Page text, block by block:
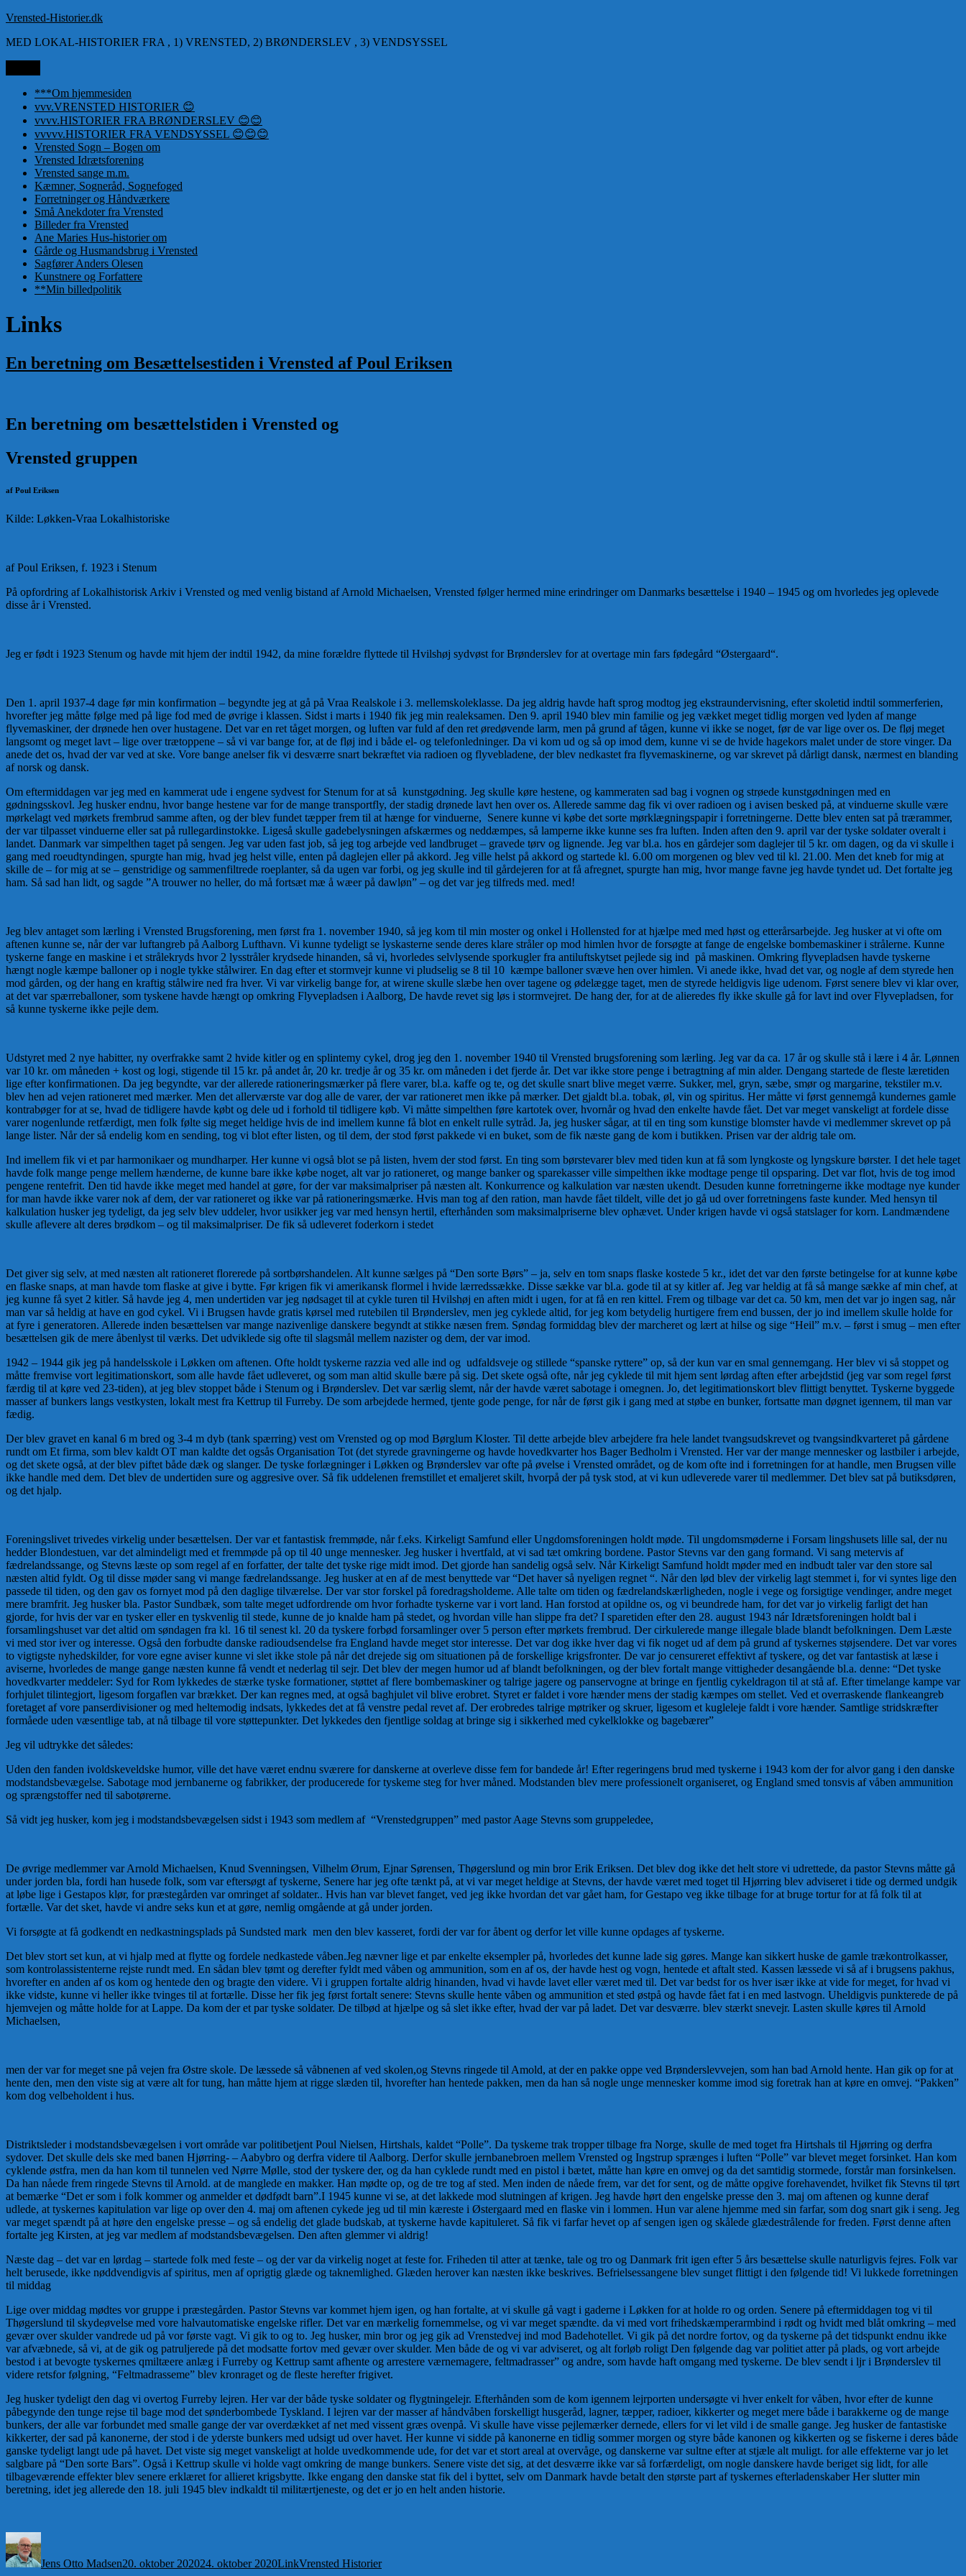
Videre
indhold
Vrensted-Historier.dk
MED LOKAL-HISTORIER FRA , 1) VRENSTED, 2) BRØNDERSLEV , 3) VENDSYSSEL
***Om hjemmesiden
vvv.VRENSTED HISTORIER 😊
vvvv.HISTORIER FRA BRØNDERSLEV 😊😊
vvvvv.HISTORIER FRA VENDSYSSEL 😊😊😊
Vrensted Sogn – Bogen om
Vrensted Idrætsforening
Vrensted sange m.m.
Kæmner, Sogneråd, Sognefoged
Forretninger og Håndværkere
Små Anekdoter fra Vrensted
Billeder fra Vrensted
Ane Maries Hus-historier om
Gårde og Husmandsbrug i Vrensted
Sagfører Anders Olesen
Kunstnere og Forfattere
**Min billedpolitik
Links
En beretning om Besættelsestiden i Vrensted af Poul Eriksen
En beretning om besættelstiden i Vrensted og
Vrensted gruppen
af Poul Eriksen
Kilde: Løkken-Vraa Lokalhistoriske
af Poul Eriksen, f. 1923 i Stenum
På opfordring af Lokalhistorisk Arkiv i Vrensted og med venlig bistand af Arnold Michaelsen, Vrensted følger hermed mine erindringer om Danmarks besættelse i 1940 – 1945 og om hvorledes jeg oplevede
disse år i Vrensted.
Jeg er født i 1923 Stenum og havde mit hjem der indtil 1942, da mine forældre flyttede til Hvilshøj sydvøst for Brønderslev for at overtage min fars fødegård “Østergaard“.
Den 1. april 1937-4 dage før min konfirmation – begyndte jeg at gå på Vraa Realskole i 3. mellemskoleklasse. Da jeg aldrig havde haft sprog modtog jeg ekstraundervisning, efter skoletid indtil sommerferien,
hvorefter jeg måtte følge med på lige fod med de øvrige i klassen. Sidst i marts i 1940 fik jeg min realeksamen. Den 9. april 1940 blev min familie og jeg vækket meget tidlig morgen ved lyden af mange
flyvemaskiner, der drønede hen over hustagene. Det var en ret tåget morgen, og luften var fuld af den ret øredøvende larm, men på grund af tågen, kunne vi ikke se noget, før de var lige over os. De fløj meget
langsomt og meget lavt – lige over trætoppene – så vi var bange for, at de fløj ind i både el- og telefonledninger. Da vi kom ud og så op imod dem, kunne vi se de hvide hagekors malet under de store vinger. Da
anede det os, hvad der var ved at ske. Vore bange anelser fik vi desværre snart bekræftet via radioen og flyvebladene, der blev nedkastet fra flyvemaskinerne, og var skrevet på dårligt dansk, nærmest en blanding
af norsk og dansk.
Om eftermiddagen var jeg med en kammerat ude i engene sydvest for Stenum for at så kunstgødning. Jeg skulle køre hestene, og kammeraten sad bag i vognen og strøede kunstgødningen med en
gødningsskovl. Jeg husker endnu, hvor bange hestene var for de mange transportfly, der stadig drønede lavt hen over os. Allerede samme dag fik vi over radioen og i avisen besked på, at vinduerne skulle være
mørkelagt ved mørkets frembrud samme aften, og der blev fundet tæpper frem til at hænge for vinduerne, Senere kunne vi købe det sorte mørklægningspapir i forretningerne. Dette blev enten sat på trærammer,
der var tilpasset vinduerne eller sat på rullegardinstokke. Ligeså skulle gadebelysningen afskærmes og neddæmpes, så lamperne ikke kunne ses fra luften. Inden aften den 9. april var der tyske soldater overalt i
landet. Danmark var simpelthen taget på sengen. Jeg var uden fast job, så jeg tog arbejde ved landbruget – gravede tørv og lignende. Jeg var bl.a. hos en gårdejer som daglejer til 5 kr. om dagen, og da vi skulle i
gang med roeudtyndingen, spurgte han mig, hvad jeg helst ville, enten på daglejen eller på akkord. Jeg ville helst på akkord og startede kl. 6.00 om morgenen og blev ved til kl. 21.00. Men det kneb for mig at
skille de – for mig at se – genstridige og sammenfiltrede roeplanter, så da ugen var forbi, og jeg skulle ind til gårdejeren for at få afregnet, spurgte han mig, hvor mange favne jeg havde tyndet ud. Det fortalte jeg
ham. Så sad han lidt, og sagde ”A trouwer no heller, do må fortsæt mæ å wæer på dawløn” – og det var jeg tilfreds med. med!
Jeg blev antaget som lærling i Vrensted Brugsforening, men først fra 1. november 1940, så jeg kom til min moster og onkel i Hollensted for at hjælpe med med høst og etterårsarbejde. Jeg husker at vi ofte om
aftenen kunne se, når der var luftangreb på Aalborg Lufthavn. Vi kunne tydeligt se lyskasterne sende deres klare stråler op mod himlen hvor de forsøgte at fange de engelske bombemaskiner i strålerne. Kunne
tyskerne fange en maskine i et strålekryds hvor 2 lysstråler krydsede hinanden, så vi, hvorledes selvlysende sporkugler fra antiluftskytset pejlede sig ind på maskinen. Omkring flyvepladsen havde tyskerne
hængt nogle kæmpe balloner op i nogle tykke stålwirer. En dag efter et stormvejr kunne vi pludselig se 8 til 10 kæmpe balloner svæve hen over himlen. Vi anede ikke, hvad det var, og nogle af dem styrede hen
mod gården, og der hang en kraftig stålwire ned fra hver. Vi var virkelig bange for, at wirene skulle slæbe hen over tagene og ødelægge taget, men de styrede heldigvis lige udenom. Først senere blev vi klar over,
at det var spærreballoner, som tyskene havde hængt op omkring Flyvepladsen i Aalborg, De havde revet sig løs i stormvejret. De hang der, for at de alieredes fly ikke skulle gå for lavt ind over Flyvepladsen, for
så kunne tyskerne ikke pejle dem.
Udstyret med 2 nye habitter, ny overfrakke samt 2 hvide kitler og en splintemy cykel, drog jeg den 1. november 1940 til Vrensted brugsforening som lærling. Jeg var da ca. 17 år og skulle stå i lære i 4 år. Lønnen
var 10 kr. om måneden + kost og logi, stigende til 15 kr. på andet år, 20 kr. tredje år og 35 kr. om måneden i det fjerde år. Det var ikke store penge i betragtning af min alder. Dengang startede de fleste læretiden
lige efter konfirmationen. Da jeg begyndte, var der allerede rationeringsmærker på flere varer, bl.a. kaffe og te, og det skulle snart blive meget værre. Sukker, mel, gryn, sæbe, smør og margarine, tekstiler m.v.
blev hen ad vejen rationeret med mærker. Men det allerværste var dog alle de varer, der var rationeret men ikke på mærker. Det gjaldt bl.a. tobak, øl, vin og spiritus. Her måtte vi først gennemgå kundernes gamle
kontrabøger for at se, hvad de tidligere havde købt og dele ud i forhold til tidligere køb. Vi måtte simpelthen føre kartotek over, hvornår og hvad den enkelte havde fået. Det var meget vanskeligt at fordele disse
varer nogenlunde retfærdigt, men folk følte sig meget heldige hvis de ind imellem kunne få blot en enkelt rulle sytråd. Ja, jeg husker sågar, at til en ting som kunstige blomster havde vi medlemmer skrevet op på
lange lister. Når der så endelig kom en sending, tog vi blot efter listen, og til dem, der stod først pakkede vi en buket, som de fik næste gang de kom i butikken. Prisen var der aldrig tale om.
Ind imellem fik vi et par harmonikaer og mundharper. Her kunne vi også blot se på listen, hvem der stod først. En ting som børstevarer blev med tiden kun at få som lyngkoste og lyngskure børster. I det hele taget
havde folk mange penge mellem hænderne, de kunne bare ikke købe noget, alt var jo rationeret, og mange banker og sparekasser ville simpelthen ikke modtage penge til opsparing. Det var flot, hvis de tog imod
pengene rentefrit. Den tid havde ikke meget med handel at gøre, for der var maksimalpriser på næsten alt. Konkurrence og kalkulation var næsten ukendt. Desuden kunne forretningerne ikke modtage nye kunder
for man havde ikke varer nok af dem, der var rationeret og ikke var på rationeringsmærke. Hvis man tog af den ration, man havde fået tildelt, ville det jo gå ud over forretningens faste kunder. Med hensyn til
kalkulation husker jeg tydeligt, da jeg selv blev uddeler, hvor usikker jeg var med hensyn hertil, efterhånden som maksimalpriserne blev ophævet. Under krigen havde vi også statslager for korn. Landmændene
skulle aflevere alt deres brødkom – og til maksimalpriser. De fik så udleveret foderkorn i stedet
Det giver sig selv, at med næsten alt rationeret florerede på sortbørshandelen. Alt kunne sælges på “Den sorte Børs” – ja, selv en tom snaps flaske kostede 5 kr., idet det var den første betingelse for at kunne købe
en flaske snaps, at man havde tom flaske at give i bytte. Før krigen fik vi amerikansk flormel i hvide lærredssække. Disse sække var bl.a. gode til at sy kitler af. Jeg var heldig at få så mange sække af min chef, at
jeg kunne få syet 2 kitler. Så havde jeg 4, men undertiden var jeg nødsaget til at cykle turen til Hvilshøj en aften midt i ugen, for at få en ren kittel. Frem og tilbage var det ca. 50 km, men det var jo ingen sag, når
man var så heldig at have en god cykel. Vi i Brugsen havde gratis kørsel med rutebilen til Brønderslev, men jeg cyklede altid, for jeg kom betydelig hurtigere frem end bussen, der jo ind imellem skulle holde for
at fyre i generatoren. Allerede inden besættelsen var mange nazivenlige danskere begyndt at stikke næsen frem. Søndag formiddag blev der marcheret og lært at hilse og sige “Heil” m.v. – først i smug – men efter
besættelsen gik de mere åbenlyst til værks. Det udviklede sig ofte til slagsmål mellem nazister og dem, der var imod.
1942 – 1944 gik jeg på handelsskole i Løkken om aftenen. Ofte holdt tyskerne razzia ved alle ind og udfaldsveje og stillede “spanske ryttere” op, så der kun var en smal gennemgang. Her blev vi så stoppet og
måtte fremvise vort legitimationskort, som alle havde fået udleveret, og som man altid skulle bære på sig. Det skete også ofte, når jeg cyklede til mit hjem sent lørdag aften efter arbejdstid (jeg var som regel først
færdig til at køre ved 23-tiden), at jeg blev stoppet både i Stenum og i Brønderslev. Det var særlig slemt, når der havde været sabotage i omegnen. Jo, det legitimationskort blev flittigt benyttet. Tyskerne byggede
masser af bunkers langs vestkysten, lokalt mest fra Kettrup til Furreby. De som arbejdede hermed, tjente gode penge, for når de først gik i gang med at støbe en bunker, fortsatte man døgnet igennem, til man var
fædig.
Der blev gravet en kanal 6 m bred og 3-4 m dyb (tank spærring) vest om Vrensted og op mod Børglum Kloster. Til dette arbejde blev arbejdere fra hele landet tvangsudskrevet og tvangsindkvarteret på gårdene
rundt om Et firma, som blev kaldt OT man kaldte det ogsås Organisation Tot (det styrede gravningerne og havde hovedkvarter hos Bager Bedholm i Vrensted. Her var der mange mennesker og lastbiler i arbejde,
og det skete også, at der blev piftet både dæk og slanger. De tyske forlægninger i Løkken og Brønderslev var ofte på øvelse i Vrensted området, og de kom ofte ind i forretningen for at handle, men Brugsen ville
ikke handle med dem. Det blev de undertiden sure og aggresive over. Så fik uddelenen fremstillet et emaljeret skilt, hvorpå der på tysk stod, at vi kun udleverede varer til medlemmer. Det blev sat på butiksdøren,
og det hjalp.
Foreningslivet trivedes virkelig under besættelsen. Der var et fantastisk fremmøde, når f.eks. Kirkeligt Samfund eller Ungdomsforeningen holdt møde. Til ungdomsmøderne i Forsam lingshusets lille sal, der nu
hedder Blondestuen, var det almindeligt med et fremmøde på op til 40 unge mennesker. Jeg husker i hvertfald, at vi sad tæt omkring bordene. Pastor Stevns var den gang formand. Vi sang metervis af
fædrelandssange, og Stevns læste op som regel af en forfatter, der talte det tyske rige midt imod. Det gjorde han sandelig også selv. Når Kirkeligt Samfund holdt møder med en indbudt taler var den store sal
næsten altid fyldt. Og til disse møder sang vi mange fædrelandssange. Jeg husker at en af de mest benyttede var “Det haver så nyeligen regnet “. Når den lød blev der virkelig lagt stemmet i, for vi syntes lige den
passede til tiden, og den gav os fornyet mod på den daglige tilværelse. Der var stor forskel på foredragsholdeme. Alle talte om tiden og fædrelandskærligheden, nogle i vege og forsigtige vendinger, andre meget
mere bramfrit. Jeg husker bla. Pastor Sundbæk, som talte meget udfordrende om hvor forhadte tyskerne var i vort land. Han forstod at opildne os, og vi beundrede ham, for det var jo virkelig farligt det han
gjorde, for hvis der var en tysker eller en tyskvenlig til stede, kunne de jo knalde ham på stedet, og hvordan ville han slippe fra det? I sparetiden efter den 28. august 1943 nár Idrætsforeningen holdt bal i
forsamlingshuset var det altid om søndagen fra kl. 16 til senest kl. 20 da tyskere forbød forsamlinger over 5 person efter mørkets frembrud. Der cirkulerede mange illegale blade blandt befolkningen. Dem Læste
vi med stor iver og interesse. Også den forbudte danske radioudsendelse fra England havde meget stor interesse. Det var dog ikke hver dag vi fik noget ud af dem på grund af tyskernes støjsendere. Det var vores
to vigtigste nyhedskilder, for vore egne aviser kunne vi slet ikke stole på når det drejede sig om situationen på de forskellige krigsfronter. De var jo censureret effektivt af tyskere, og det var fantastisk at læse i
aviserne, hvorledes de mange gange næsten kunne få vendt et nederlag til sejr. Det blev der megen humor ud af blandt befolkningen, og der blev fortalt mange vittigheder desangående bl.a. denne: “Det tyske
hovedkvarter meddeler: Syd for Rom lykkedes de stærke tyske formationer, støttet af flere bombemaskiner og talrige jagere og panservogne at bringe en fjentlig cykeldragon til at stå af. Efter timelange kampe var
forhjulet tilintegjort, ligesom forgaflen var brækket. Der kan regnes med, at også baghjulet vil blive erobret. Styret er faldet i vore hænder mens der stadig kæmpes om stellet. Ved et overraskende flankeangreb
foretaget af vore panserdivisioner og med heltemodig indsats, lykkedes det at få venstre pedal revet af. Der erobredes talrige møtriker og skruer, ligesom et kugleleje faldt i vore hænder. Samtlige stridskræfter
formåede uden væsentlige tab, at nå tilbage til vore støttepunkter. Det lykkedes den fjentlige soldag at bringe sig i sikkerhed med cykelklokke og bagebærer”
Jeg vil udtrykke det således:
Uden den fanden ivoldskeveldske humor, ville det have været endnu sværere for danskerne at overleve disse fem for bandede år! Efter regeringens brud med tyskerne i 1943 kom der for alvor gang i den danske
modstandsbevægelse. Sabotage mod jernbanerne og fabrikker, der producerede for tyskeme steg for hver måned. Modstanden blev mere professionelt organiseret, og England smed tonsvis af våben ammunition
og sprængstoffer ned til sabotørerne.
Så vidt jeg husker, kom jeg i modstandsbevægelsen sidst i 1943 som medlem af “Vrenstedgruppen” med pastor Aage Stevns som gruppeledee,
De øvrige medlemmer var Arnold Michaelsen, Knud Svenningsen, Vilhelm Ørum, Ejnar Sørensen, Thøgerslund og min bror Erik Eriksen. Det blev dog ikke det helt store vi udrettede, da pastor Stevns måtte gå
under jorden bla, fordi han husede folk, som var eftersøgt af tyskerne, Senere har jeg ofte tænkt på, at vi var meget heldige at Stevns, der havde været med toget til Hjørring blev adviseret i tide og dermed undgik
at løbe lige i Gestapos klør, for præstegården var omringet af soldater.. Hvis han var blevet fanget, ved jeg ikke hvordan det var gået ham, for Gestapo veg ikke tilbage for at bruge tortur for at få folk til at
fortælle. Var det sket, havde vi andre seks kun et at gøre, nemlig omgående at gå under jorden.
Vi forsøgte at få godkendt en nedkastningsplads på Sundsted mark men den blev kasseret, fordi der var for åbent og derfor let ville kunne opdages af tyskerne.
Det blev stort set kun, at vi hjalp med at flytte og fordele nedkastede våben.Jeg nævner lige et par enkelte eksempler på, hvorledes det kunne lade sig gøres. Mange kan sikkert huske de gamle trækontrolkasser,
som kontrolassistenterne rejste rundt med. En sådan blev tømt og derefter fyldt med våben og ammunition, som en af os, der havde hest og vogn, hentede et aftalt sted. Kassen læssede vi så af i brugsens pakhus,
hvorefter en anden af os kom og hentede den og bragte den videre. Vi i gruppen fortalte aldrig hinanden, hvad vi havde lavet eller været med til. Det var bedst for os hver især ikke at vide for meget, for hvad vi
ikke vidste, kunne vi heller ikke tvinges til at fortælle. Disse her fik jeg først fortalt senere: Stevns skulle hente våben og ammunition et sted østpå og havde fået fat i en med lastvogn. Uheldigvis punkterede de på
hjemvejen og måtte holde for at Lappe. Da kom der et par tyske soldater. De tilbød at hjælpe og så slet ikke efter, hvad der var på ladet. Det var desværre. blev stærkt snevejr. Lasten skulle køres til Arnold
Michaelsen,
men der var for meget sne på vejen fra Østre skole. De læssede så våbnenen af ved skolen,og Stevns ringede til Amold, at der en pakke oppe ved Brønderslevvejen, som han bad Arnold hente. Han gik op for at
hente den, men den viste sig at være alt for tung, han måtte hjem at rigge slæden til, hvorefter han hentede pakken, men da han så nogle unge mennesker komme imod sig foretrak han at køre en omvej. “Pakken”
kom dog velbeholdent i hus.
Distriktsleder i modstandsbevægelsen i vort område var politibetjent Poul Nielsen, Hirtshals, kaldet “Polle”. Da tyskeme trak tropper tilbage fra Norge, skulle de med toget fra Hirtshals til Hjørring og derfra
sydover. Det skulle dels ske med banen Hjørring- – Aabybro og derfra videre til Aalborg. Derfor skulle jernbanebroen mellem Vrensted og Ingstrup sprænges i luften “Polle” var blevet meget forsinket. Han kom
cyklende østfra, men da han kom til tunnelen ved Nørre Mølle, stod der tyskere der, og da han cyklede rundt med en pistol i bætet, måtte han køre en omvej og da det samtidig stormede, forstår man forsinkelsen.
Da han nåede frem ringede Stevns til Arnold. at de manglede en makker. Han mødte op, og de tre tog af sted. Men inden de nåede frem, var det for sent, og de måtte opgive forehavendet, hvilket fik Stevns til tørt
at bemærke “Det er som i folk kommer og anmelder et dødfødt barn”.I 1945 kunne vi se, at det lakkede mod slutningen af krigen. Jeg havde hørt den engelske presse den 3. maj om aftenen og kunne deraf
udlede, at tyskernes kapitulation var lige op over den 4. maj om aftenen cykede jeg ud til min kæreste i Østergaard med en flaske vin i lommen. Hun var alene hjemme med sin farfar, som dog snart gik i seng. Jeg
var meget spændt på at høre den engelske presse – og så endelig det glade budskab, at tyskerne havde kapituleret. Så fik vi farfar hevet op af sengen igen og skålede glædestrålende for freden. Først denne aften
fortalte jeg Kirsten, at jeg var medlem af modstandsbevægelsen. Den aften glemmer vi aldrig!
Næste dag – det var en lørdag – startede folk med feste – og der var da virkelig noget at feste for. Friheden til atter at tænke, tale og tro og Danmark frit igen efter 5 års besættelse skulle naturligvis fejres. Folk var
helt berusede, ikke nøddvendigvis af spiritus, men af oprigtig glæde og taknemlighed. Glæden herover kan næsten ikke beskrives. Befrielsessangene blev sunget flittigt i den følgende tid! Vi lukkede forretningen
til middag
Lige over middag mødtes vor gruppe i præstegården. Pastor Stevns var kommet hjem igen, og han fortalte, at vi skulle gå vagt i gaderne i Løkken for at holde ro og orden. Senere på eftermiddagen tog vi til
Thøgerslund til skydeøvelse med vore halvautomatiske engelske rifler. Det var en mærkelig fornemmelse, og vi var meget spændte. da vi med vort frihedskæmperarmbind i rødt og hvidt med blåt omkring – med
gevær over skulder vandrede ud på vor første vagt. Vi gik to og to. Jeg husker, min bror og jeg gik ad Vrenstedvej ind mod Badehotellet. Vi gik på det nordre fortov, og da tyskerne på det tidspunkt endnu ikke
var afvæbnede, så vi, at de gik og patruljerede på det modsatte fortov med gevær over skulder. Men både de og vi var adviseret, og alt forløb roligt Den følgende dag var politiet atter på plads, og vort arbejde
bestod i at bevogte tyskernes qmiltæere anlæg i Furreby og Kettrup samt afhente og arrestere værnemagere, feltmadrasser” og andre, som havde haft omgang med tyskerne. De blev sendt i ljr i Brønderslev til
videre retsfor følgning, “Feltmadrasseme” blev kronraget og de fleste herefter frigivet.
Jeg husker tydeligt den dag vi overtog Furreby lejren. Her var der både tyske soldater og flygtningelejr. Efterhånden som de kom igennem lejrporten undersøgte vi hver enkelt for våben, hvor efter de kunne
påbegynde den tunge rejse til bage mod det sønderbombede Tyskland. I lejren var der masser af håndvåben forskelligt husgeråd, lagner, tæpper, radioer, kikkerter og meget mere både i barakkerne og de mange
bunkers, der alle var forbundet med smalle gange der var overdækket af net med vissent græs ovenpå. Vi skulle have visse pejlemærker dernede, ellers for vi let vild i de smalle gange. Jeg husker de fantastiske
kikkerter, der sad på kanonerne, der stod i de yderste bunkers med udsigt ud over havet. Her kunne vi sidde på kanonerne en tidlig sommer morgen og styre både kanonen og kikkerten og se fiskerne i deres både
ganske tydeligt langt ude på havet. Det viste sig meget vanskeligt at holde uvedkommende ude, for det var et stort areal at overvåge, og danskerne var sultne efter at stjæle alt muligt. for alle effekterne var jo let
salgbare på “Den sorte Bars”. Også i Kettrup skulle vi holde vagt omkring de mange bunkers. Senere viste det sig, at det desværre ikke var så forfærdeligt, om nogle danskere havde beriget sig lidt, for alle
tilbageværende effekter blev senere erklæret for allieret krigsbytte. Ikke engang den danske stat fik del i byttet, selv om Danmark havde betalt den største part af tyskernes efterladenskaber Her slutter min
beretning, idet jeg allerede den 18. juli 1945 blev indkaldt til militærtjeneste, og det er jo en helt anden historie.
Jens Otto Madsen20. oktober 202024. oktober 2020LinkVrensted Historier